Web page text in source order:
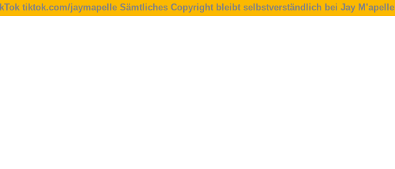
tiktok.com/jaymapelle Sämtliches Copyright bleibt selbstverständlich bei Jay M’apelle